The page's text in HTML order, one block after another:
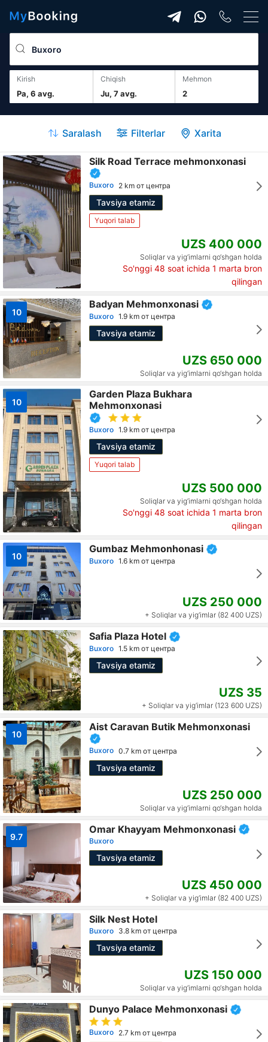
Kirish
Pa, 6 avg.
Chiqish
Ju, 7 avg. 2
mehmon
Saralash Filterlar Xarita
Silk Road Terrace mehmonxonasi
Buxoro 2 km от центра
Tavsiya etamiz
Yuqori talab
UZS 400 000
Soliqlar va yig‘imlarni qo‘shgan holda
So'nggi 48 soat ichida 1 marta bron
qilingan
10
Badyan Mehmonxonasi
Buxoro 1.9 km от центра
Tavsiya etamiz
UZS 650 000
Soliqlar va yig‘imlarni qo‘shgan holda
10
Garden Plaza Bukhara
Mehmonxonasi
Buxoro 1.9 km от центра
Tavsiya etamiz
Yuqori talab
UZS 500 000
Soliqlar va yig‘imlarni qo‘shgan holda
So'nggi 48 soat ichida 1 marta bron
qilingan
10
Gumbaz Mehmonhonasi
Buxoro 1.6 km от центра
UZS 250 000
+ Soliqlar va yig‘imlar (82 400 UZS)
Safia Plaza Hotel
Buxoro 1.5 km от центра
Tavsiya etamiz
UZS 35
+ Soliqlar va yig‘imlar (123 600 UZS)
10
Aist Caravan Butik Mehmonxonasi
Buxoro 0.7 km от центра
Tavsiya etamiz
UZS 250 000
Soliqlar va yig‘imlarni qo‘shgan holda
9.7
Omar Khayyam Mehmonxonasi
Buxoro
Tavsiya etamiz
UZS 450 000
+ Soliqlar va yig‘imlar (82 400 UZS)
Silk Nest Hotel
Buxoro 3.8 km от центра
Tavsiya etamiz
UZS 150 000
Soliqlar va yig‘imlarni qo‘shgan holda
Dunyo Palace Mehmonxonasi
Buxoro 2.7 km от центра